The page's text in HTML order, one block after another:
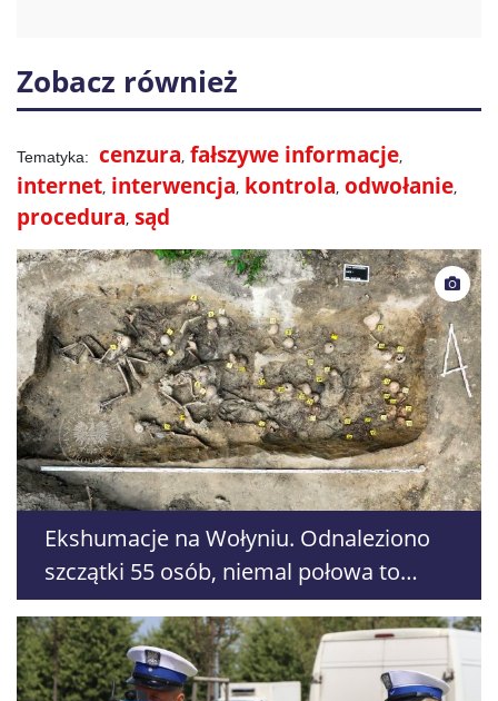
Zobacz również
cenzura fałszywe informacje
internet interwencja kontrola odwołanie
procedura sąd
Ekshumacje na Wołyniu. Odnaleziono
szczątki 55 osób, niemal połowa to
dzieci